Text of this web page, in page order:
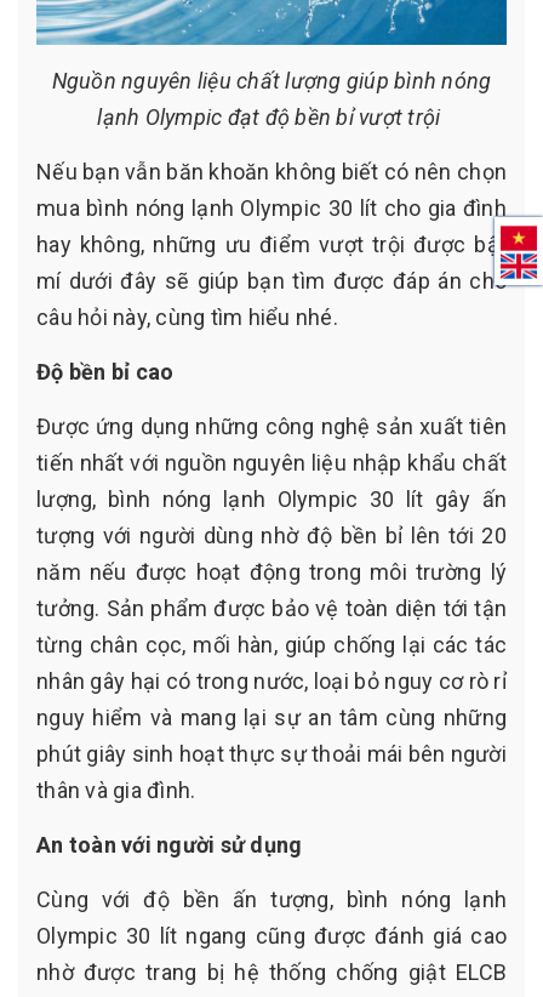
Nguồn nguyên liệu chất lượng giúp bình nóng
lạnh Olympic đạt độ bền bỉ vượt trội
Nếu bạn vẫn băn khoăn không biết có nên chọn
mua bình nóng lạnh Olympic 30 lít cho gia đình
hay không, những ưu điểm vượt trội được bật
mí dưới đây sẽ giúp bạn tìm được đáp án cho
câu hỏi này, cùng tìm hiểu nhé.
Độ bền bỉ cao
Được ứng dụng những công nghệ sản xuất tiên
tiến nhất với nguồn nguyên liệu nhập khẩu chất
lượng, bình nóng lạnh Olympic 30 lít gây ấn
tượng với người dùng nhờ độ bền bỉ lên tới 20
năm nếu được hoạt động trong môi trường lý
tưởng. Sản phẩm được bảo vệ toàn diện tới tận
từng chân cọc, mối hàn, giúp chống lại các tác
nhân gây hại có trong nước, loại bỏ nguy cơ rò rỉ
nguy hiểm và mang lại sự an tâm cùng những
phút giây sinh hoạt thực sự thoải mái bên người
thân và gia đình.
An toàn với người sử dụng
Cùng với độ bền ấn tượng, bình nóng lạnh
Olympic 30 lít ngang cũng được đánh giá cao
nhờ được trang bị hệ thống chống giật ELCB